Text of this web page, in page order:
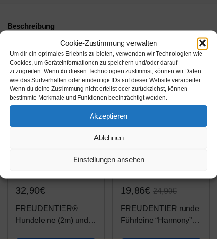
Cookie-Zustimmung verwalten
Um dir ein optimales Erlebnis zu bieten, verwenden wir Technologien wie
Cookies, um Geräteinformationen zu speichern und/oder darauf
zuzugreifen. Wenn du diesen Technologien zustimmst, können wir Daten
wie das Surfverhalten oder eindeutige IDs auf dieser Website verarbeiten.
Wenn du deine Zustimmung nicht erteilst oder zurückziehst, können
bestimmte Merkmale und Funktionen beeinträchtigt werden.
Akzeptieren
Ablehnen
Einstellungen ansehen
Beschreibung
Zusätzliche Informationen
32,90€
FREUDENTIER®
Hundeleine (2m) und
-20%
19,86€ 24,90€
FREUDENTIER runde
Führleine “Harmony”